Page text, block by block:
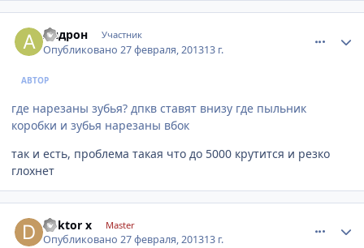
Андрон Участник
Опубликовано27 февраля, 201313 г.
АВТОР
где нарезаны зубья? дпкв ставят внизу где пыльник
коробки и зубья нарезаны вбок
так и есть, проблема такая что до 5000 крутится и резко
глохнет
doktor x Master
Опубликовано27 февраля, 201313 г.